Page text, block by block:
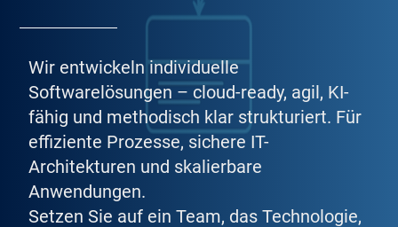
Wir entwickeln individuelle
Softwarelösungen – cloud-ready, agil, KI-
fähig und methodisch klar strukturiert. Für
effiziente Prozesse, sichere IT-
Architekturen und skalierbare
Anwendungen.
Setzen Sie auf ein Team, das Technologie,